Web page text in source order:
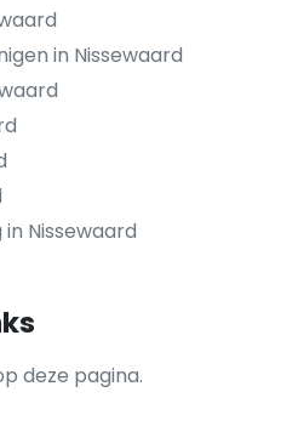
in Nissewaard
Nissewaard
deze pagina.